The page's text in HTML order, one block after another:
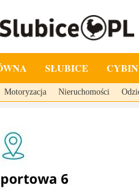
SŁUBICE
Motoryzacja Nieruchomości